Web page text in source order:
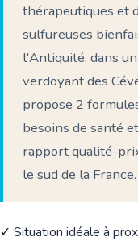
thérapeutiques et
sulfureuses
l'Antiquité, dans
verdoyant des
propose 2
besoins de santé
rapport qualité-
le sud de la France.
✓ Situation idéale à